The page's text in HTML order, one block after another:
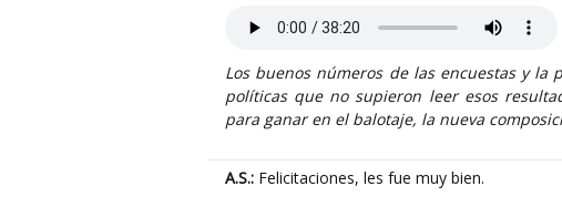
Los buenos números de las encuestas y
políticas que no supieron leer esos
para ganar en el balotaje, la nueva
A.S.: Felicitaciones, les fue muy bien.